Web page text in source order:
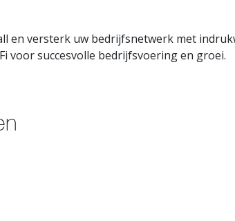
en versterk uw bedrijfsnetwerk met
voor succesvolle bedrijfsvoering en groei.